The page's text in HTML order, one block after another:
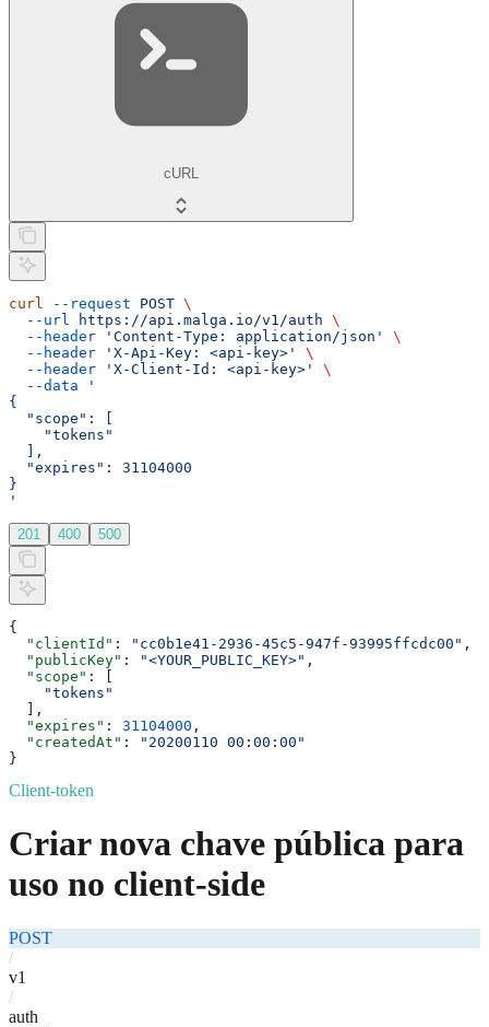
cURL
curl --request POST \
  --url
https://api.malga.io/v1/auth \
  --header
'Content-Type: application/json'
\
  --header
'X-Api-Key: <api-key>'
\
  --header
'X-Client-Id: <api-key>'
\
  --data
'
{
  "scope": [
    "tokens"
  ],
  "expires": 31104000
}
'
201 400 500
{
  "clientId"
: "cc0b1e41-2936-45c5-947f-93995ffcdc00" ,
  "publicKey"
: "<YOUR_PUBLIC_KEY>" ,
  "scope"
: [
    "tokens"
  ],
  "expires"
: 31104000 ,
  "createdAt"
:
"20200110 00:00:00"
}
Client-token
Criar nova chave pública para
uso no client-side
POST
/
v1
/
auth